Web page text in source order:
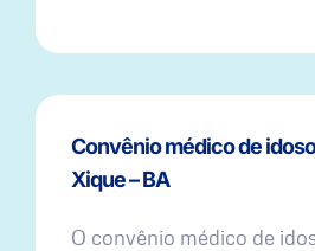
Convênio médico de
Xique – BA
O convênio médico de